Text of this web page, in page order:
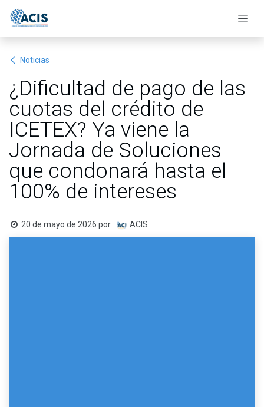
Noticias
¿Dificultad de pago de las
cuotas del crédito de
ICETEX? Ya viene la
Jornada de Soluciones
que condonará hasta el
100% de intereses
20 de mayo de 2026 por ACIS